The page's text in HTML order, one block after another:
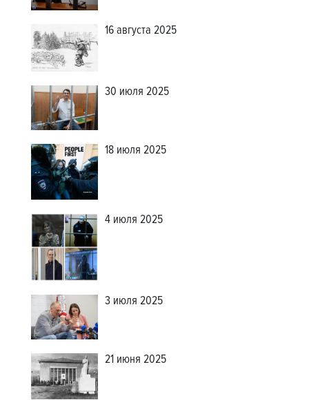
16 августа 2025
30 июля 2025
18 июля 2025
4 июля 2025
3 июля 2025
21 июня 2025